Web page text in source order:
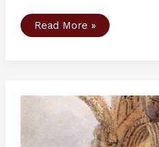
Saga
«Sajones,
Read More »